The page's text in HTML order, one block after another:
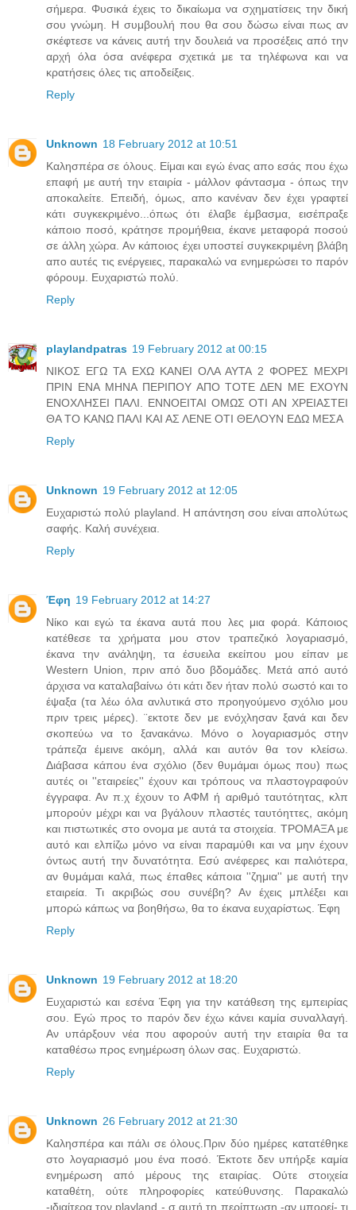
σήμερα. Φυσικά έχεις το δικαίωμα να σχηματίσεις την δική
σου γνώμη. Η συμβουλή που θα σου δώσω είναι πως αν
σκέφτεσε να κάνεις αυτή την δουλειά να προσέξεις από την
αρχή όλα όσα ανέφερα σχετικά με τα τηλέφωνα και να
κρατήσεις όλες τις αποδείξεις.
Reply
Unknown 18 February 2012 at 10:51
Καλησπέρα σε όλους. Είμαι και εγώ ένας απο εσάς που έχω
επαφή με αυτή την εταιρία - μάλλον φάντασμα - όπως την
αποκαλείτε. Επειδή, όμως, απο κανέναν δεν έχει γραφτεί
κάτι συγκεκριμένο...όπως ότι έλαβε έμβασμα, εισέπραξε
κάποιο ποσό, κράτησε προμήθεια, έκανε μεταφορά ποσού
σε άλλη χώρα. Αν κάποιος έχει υποστεί συγκεκριμένη βλάβη
απο αυτές τις ενέργειες, παρακαλώ να ενημερώσει το παρόν
φόρουμ. Ευχαριστώ πολύ.
Reply
playlandpatras 19 February 2012 at 00:15
ΝΙΚΟΣ ΕΓΩ ΤΑ ΕΧΩ ΚΑΝΕΙ ΟΛΑ ΑΥΤΑ 2 ΦΟΡΕΣ ΜΕΧΡΙ
ΠΡΙΝ ΕΝΑ ΜΗΝΑ ΠΕΡΙΠΟΥ ΑΠΟ ΤΟΤΕ ΔΕΝ ΜΕ ΕΧΟΥΝ
ΕΝΟΧΛΗΣΕΙ ΠΑΛΙ. ΕΝΝΟΕΙΤΑΙ ΟΜΩΣ ΟΤΙ ΑΝ ΧΡΕΙΑΣΤΕΙ
ΘΑ ΤΟ ΚΑΝΩ ΠΑΛΙ ΚΑΙ ΑΣ ΛΕΝΕ ΟΤΙ ΘΕΛΟΥΝ ΕΔΩ ΜΕΣΑ
Reply
Unknown 19 February 2012 at 12:05
Ευχαριστώ πολύ playland. Η απάντηση σου είναι απολύτως
σαφής. Καλή συνέχεια.
Reply
Έφη 19 February 2012 at 14:27
Νίκο και εγώ τα έκανα αυτά που λες μια φορά. Κάποιος
κατέθεσε τα χρήματα μου στον τραπεζικό λογαριασμό,
έκανα την ανάληψη, τα έσυειλα εκείπου μου είπαν με
Western Union, πριν από δυο βδομάδες. Μετά από αυτό
άρχισα να καταλαβαίνω ότι κάτι δεν ήταν πολύ σωστό και το
έψαξα (τα λέω όλα ανλυτικά στο προηγούμενο σχόλιο μου
πριν τρεις μέρες). ¨εκτοτε δεν με ενόχλησαν ξανά και δεν
σκοπεύω να το ξανακάνω. Μόνο ο λογαριασμός στην
τράπεζα έμεινε ακόμη, αλλά και αυτόν θα τον κλείσω.
Διάβασα κάπου ένα σχόλιο (δεν θυμάμαι όμως που) πως
αυτές οι ''εταιρείες'' έχουν και τρόπους να πλαστογραφούν
έγγραφα. Αν π.χ έχουν το ΑΦΜ ή αριθμό ταυτότητας, κλπ
μπορούν μέχρι και να βγάλουν πλαστές ταυτόηττες, ακόμη
και πιστωτικές στο ονομα με αυτά τα στοιχεία. ΤΡΟΜΑΞΑ με
αυτό και ελπίζω μόνο να είναι παραμύθι και να μην έχουν
όντως αυτή την δυνατότητα. Εσύ ανέφερες και παλιότερα,
αν θυμάμαι καλά, πως έπαθες κάποια ''ζημια'' με αυτή την
εταιρεία. Τι ακριβώς σου συνέβη? Αν έχεις μπλέξει και
μπορώ κάπως να βοηθήσω, θα το έκανα ευχαρίστως. Έφη
Reply
Unknown 19 February 2012 at 18:20
Ευχαριστώ και εσένα Έφη για την κατάθεση της εμπειρίας
σου. Εγώ προς το παρόν δεν έχω κάνει καμία συναλλαγή.
Αν υπάρξουν νέα που αφορούν αυτή την εταιρία θα τα
καταθέσω προς ενημέρωση όλων σας. Ευχαριστώ.
Reply
Unknown 26 February 2012 at 21:30
Καλησπέρα και πάλι σε όλους.Πριν δύο ημέρες κατατέθηκε
στο λογαριασμό μου ένα ποσό. Έκτοτε δεν υπήρξε καμία
ενημέρωση από μέρους της εταιρίας. Ούτε στοιχεία
καταθέτη, ούτε πληροφορίες κατεύθυνσης. Παρακαλώ
-ιδιαίτερα τον playland - σ αυτή τη περίπτωση,-αν μπορεί- τι